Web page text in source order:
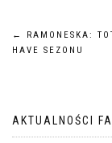
←
RAMONESKA:
HAVE SEZONU
AKTUALNOŚCI